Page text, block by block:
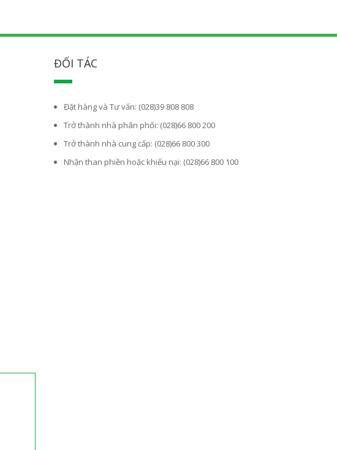
ĐỐI TÁC
Đặt hàng và Tư vấn: (028)39 808 808
Trở thành nhà phân phối: (028)66 800 200
Trở thành nhà cung cấp: (028)66 800 300
Nhận than phiền hoặc khiếu nại: (028)66 800 100